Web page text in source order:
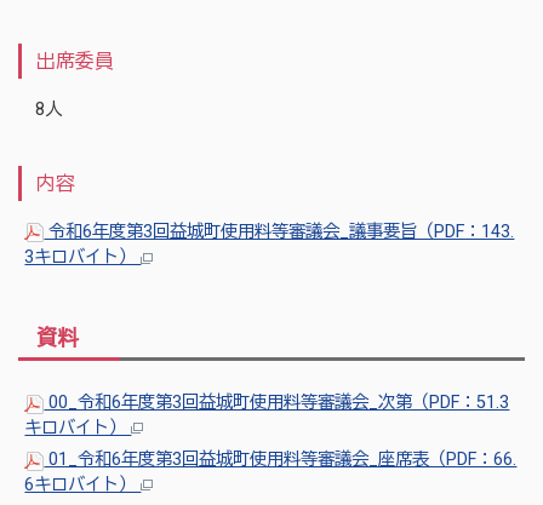
出席委員
8人
内容
令和6年度第3回益城町使用料等審議会_議事要旨（PDF：143.
3キロバイト）
資料
00_令和6年度第3回益城町使用料等審議会_次第（PDF：51.3
キロバイト）
01_令和6年度第3回益城町使用料等審議会_座席表（PDF：66.
6キロバイト）